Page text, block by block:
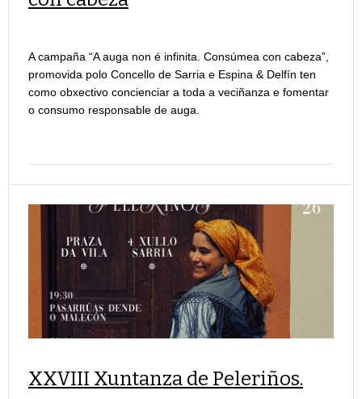
A campaña “A auga non é infinita. Consúmea con cabeza”,
promovida polo Concello de Sarria e Espina & Delfín ten
como obxectivo concienciar a toda a veciñanza e fomentar
o consumo responsable de auga.
XXVIII Xuntanza de Peleriños.